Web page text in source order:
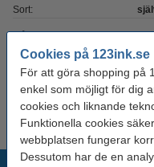
Cookies på 123ink.se
För att göra shopping på
enkel som möjligt för dig
cookies och liknande
Funktionella cookies
webbplatsen fungerar
Dessutom har de en
Sort:
Antal ark: 90